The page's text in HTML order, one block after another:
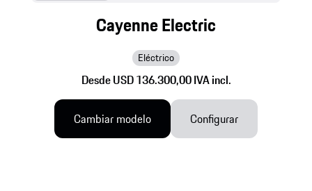
Cayenne Electric
Eléctrico
Desde USD 136.300,00 IVA incl.
Cambiar modelo Configurar